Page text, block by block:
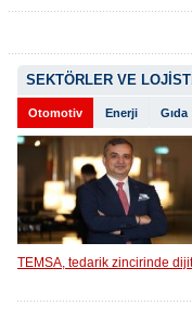
SEKTÖRLER VE
Otomotiv Enerji Gıda
TEMSA, tedarik zincirinde